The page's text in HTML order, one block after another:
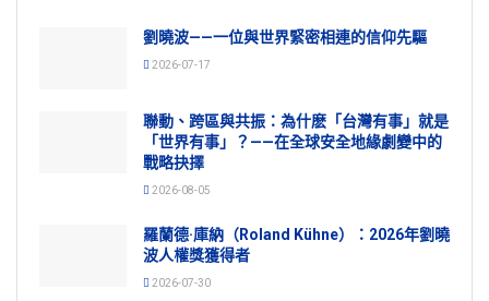
劉曉波——一位與世界緊密相連的信仰先驅
2026-07-17
聯動、跨區與共振：為什麽「台灣有事」就是
「世界有事」？——在全球安全地緣劇變中的
戰略抉擇
2026-08-05
羅蘭德·庫納（Roland Kühne）：2026年劉曉
波人權獎獲得者
2026-07-30